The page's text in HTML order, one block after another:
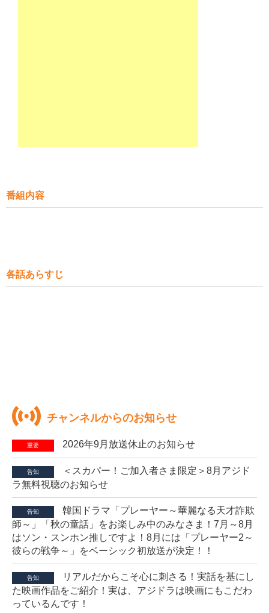
番組内容
各話あらすじ
チャンネルからのお知らせ
重要 2026年9月放送休止のお知らせ
告知
＜スカパー！ご加入者さま限定＞8月アジド
ラ無料視聴のお知らせ
告知
韓国ドラマ「プレーヤー～華麗なる天才詐欺
師～」「秋の童話」をお楽しみ中のみなさま！7月～8月
はソン・スンホン推しですよ！8月には「プレーヤー2～
彼らの戦争～」をベーシック初放送が決定！！
告知
リアルだからこそ心に刺さる！実話を基にし
た映画作品をご紹介！実は、アジドラは映画にもこだわ
っているんです！